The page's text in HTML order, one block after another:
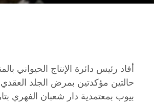
أفاد رئيس دائرة الإنتاج الحيواني
حالتين مؤكدتين بمرض الجلد العقدي
بيوب بمعتمدية دار شعبان الفهري بتاريخ 15 نوفمبر الفارط وحالة ثانية